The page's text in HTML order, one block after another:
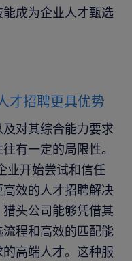
成为企业人才甄选
才招聘更具优势
对其综合能力要求
有一定的局限性。
业开始尝试和信任
效的人才招聘解决
头公司能够凭借其
程和高效的匹配能
高端人才。这种服